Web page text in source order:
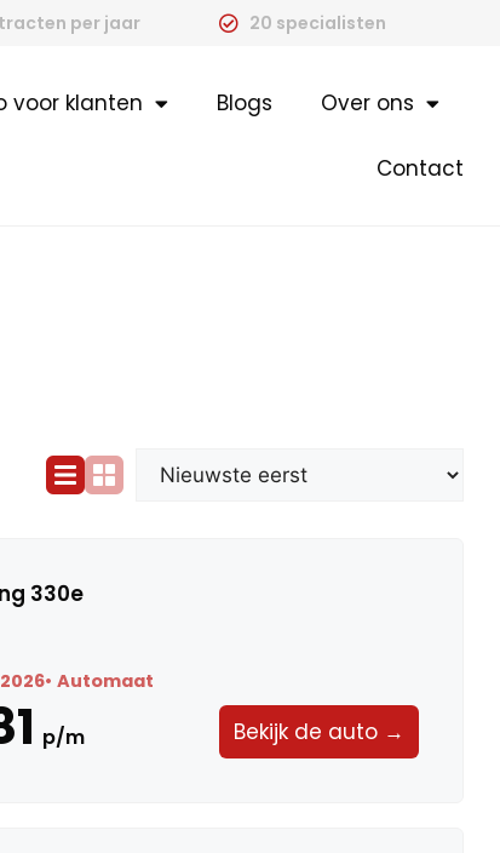
per jaar 20 specialisten
voor klanten Blogs Over ons
Contact
330e
2026 Automaat
p/m Bekijk de auto →